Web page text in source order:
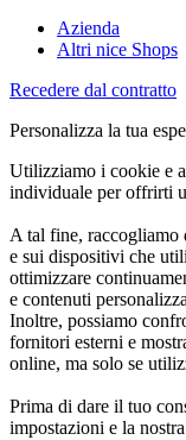
Azienda
Altri nice Shops
Recedere dal contratto
Personalizza la tua
Utilizziamo i cookie e
individuale per offrirti
A tal fine, raccogliamo
e sui dispositivi che
ottimizzare
e contenuti
Inoltre, possiamo
fornitori esterni e
online, ma solo se
Prima di dare il tuo
impostazioni e la nostra